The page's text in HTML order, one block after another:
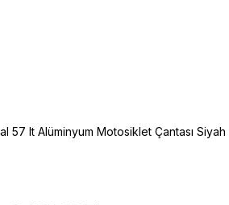
57 lt Alüminyum Motosiklet Çantası Siyah